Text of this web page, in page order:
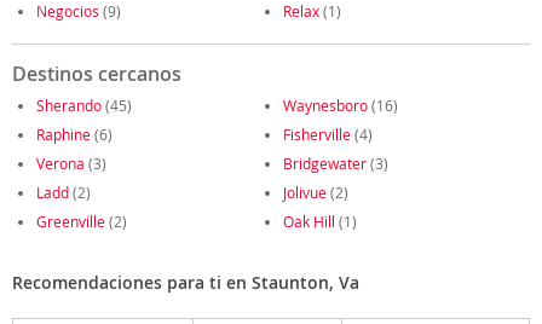
Negocios (9) Relax(1)
Destinos cercanos
Sherando(45) Waynesboro(16)
Raphine(6) Fisherville(4)
Verona (3) Bridgewater(3)
Ladd(2) Jolivue(2)
Greenville(2) Oak Hill (1)
Recomendaciones para ti en Staunton, Va